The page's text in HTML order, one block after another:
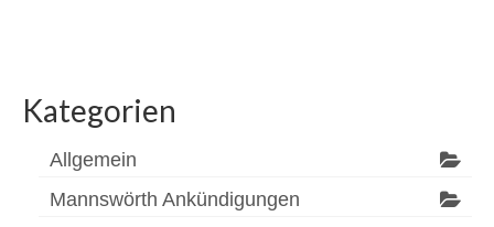
Kategorien
Allgemein
Mannswörth Ankündigungen